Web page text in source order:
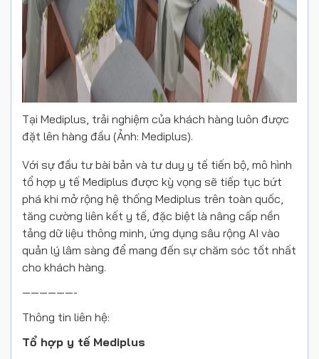
Tại Mediplus, trải nghiệm của khách hàng luôn được
đặt lên hàng đầu (Ảnh: Mediplus).
Với sự đầu tư bài bản và tư duy y tế tiến bộ, mô hình
tổ hợp y tế Mediplus được kỳ vọng sẽ tiếp tục bứt
phá khi mở rộng hệ thống Mediplus trên toàn quốc,
tăng cường liên kết y tế, đặc biệt là nâng cấp nền
tảng dữ liệu thông minh, ứng dụng sâu rộng AI vào
quản lý lâm sàng để mang đến sự chăm sóc tốt nhất
cho khách hàng.
——————-
Thông tin liên hệ:
Tổ hợp y tế Mediplus